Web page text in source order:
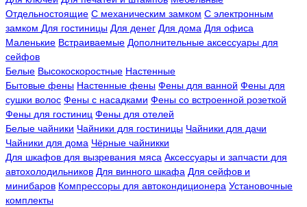
Отдельностоящие С механическим замком С электронным
замком Для гостиницы Для денег Для дома Для офиса
Маленькие Встраиваемые Дополнительные аксессуары для
сейфов
Белые Высокоскоростные Настенные
Бытовые фены Настенные фены Фены для ванной Фены для
сушки волос Фены с насадками Фены со встроенной розеткой
Фены для гостиниц Фены для отелей
Белые чайники Чайники для гостиницы Чайники для дачи
Чайники для дома Чёрные чайникки
Для шкафов для вызревания мяса Аксессуары и запчасти для
автохолодильников Для винного шкафа Для сейфов и
минибаров Компрессоры для автокондиционера Установочные
комплекты